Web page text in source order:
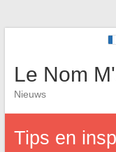
Le Nom
Nieuws
Tips en